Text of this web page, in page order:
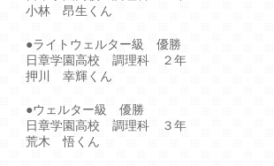
小林 昂生くん
●ライトウェルター級 優勝
日章学園高校 調理科 ２年
押川 幸輝くん
●ウェルター級 優勝
日章学園高校 調理科 ３年
荒木 悟くん